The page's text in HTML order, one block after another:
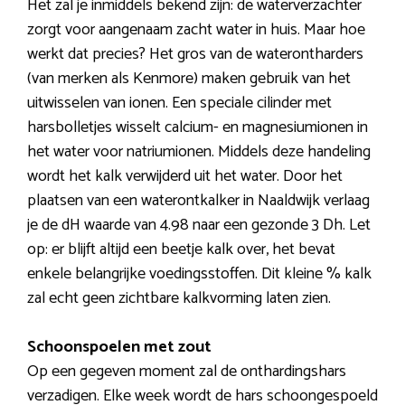
zorgt voor aangenaam zacht water in huis. Maar hoe
werkt dat precies? Het gros van de waterontharders
(van merken als Kenmore) maken gebruik van het
uitwisselen van ionen. Een speciale cilinder met
harsbolletjes wisselt calcium- en magnesiumionen in
het water voor natriumionen. Middels deze handeling
wordt het kalk verwijderd uit het water. Door het
plaatsen van een waterontkalker in Naaldwijk verlaag
je de dH waarde van 4.98 naar een gezonde 3 Dh. Let
op: er blijft altijd een beetje kalk over, het bevat
enkele belangrijke voedingsstoffen. Dit kleine % kalk
zal echt geen zichtbare kalkvorming laten zien.
Schoonspoelen met zout
Op een gegeven moment zal de onthardingshars
verzadigen. Elke week wordt de hars schoongespoeld